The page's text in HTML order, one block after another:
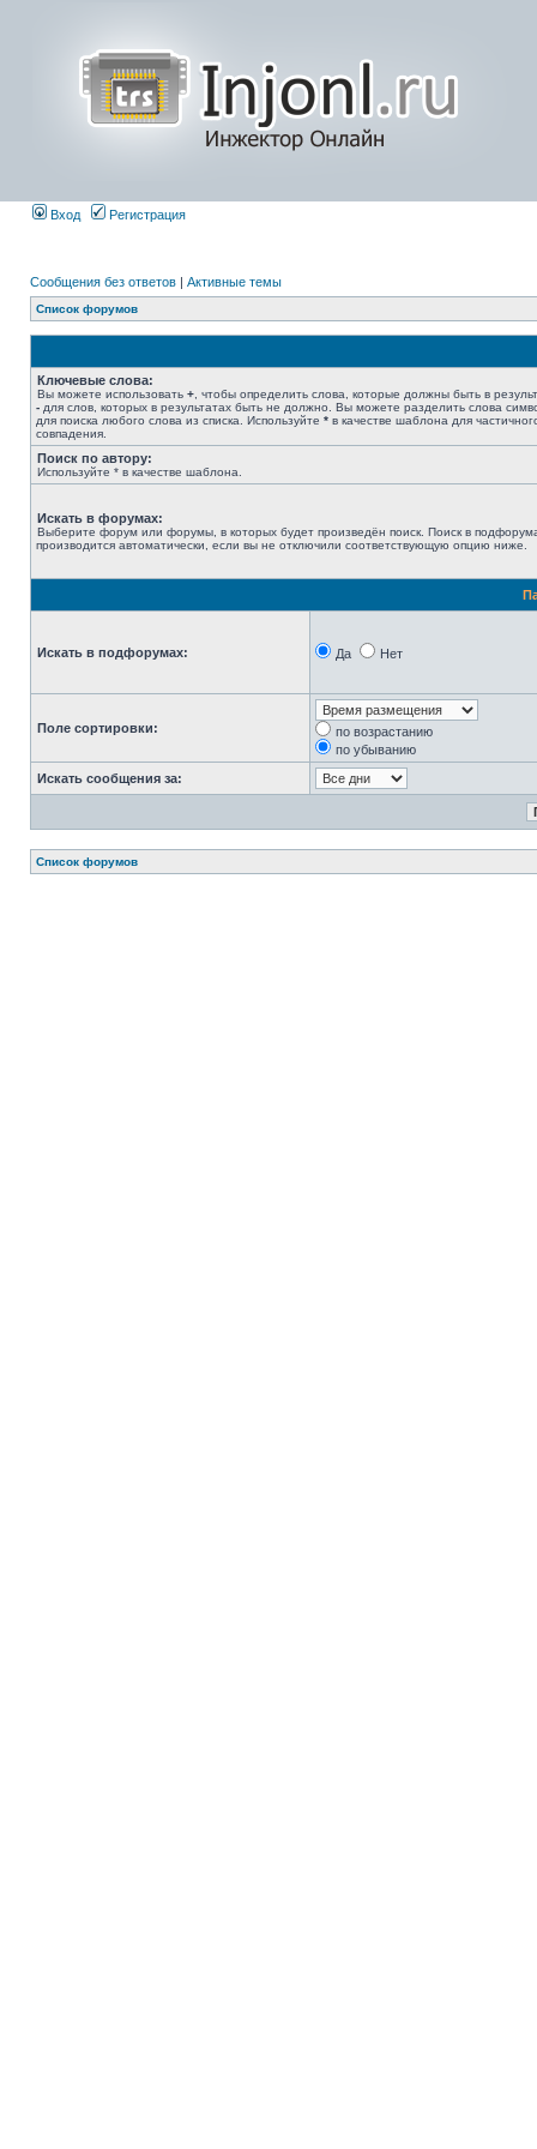
Вход Регистрация
Сообщения без ответов | Активные темы
Список форумов
Ключевые слова:
Вы можете использовать + , чтобы определить слова, которые должны быть в
- для слов, которых в результатах быть не должно. Вы можете разделить слова
для поиска любого слова из списка. Используйте * в качестве шаблона для
совпадения.
Поиск по автору:
Используйте * в качестве шаблона.
Искать в форумах:
Выберите форум или форумы, в которых будет произведён поиск. Поиск в
производится автоматически, если вы не отключили соответствующую опцию ниже.
Искать в подфорумах: Да Нет
Поле сортировки:
по возрастанию
по убыванию
Искать сообщения за:
Список форумов